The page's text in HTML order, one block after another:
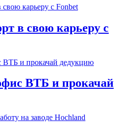
в свою карьеру с
ВТБ и прокачай